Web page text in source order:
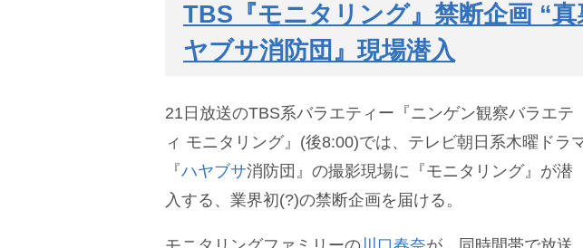
TBS『モニタリング』禁断企画 “
ヤブサ消防団』現場潜入
21日放送のTBS系バラエティー『ニンゲン観察バラエテ
ィ モニタリング』(後8:00)では、テレビ朝日系木曜ドラ
『ハヤブサ消防団』の撮影現場に『モニタリング』が潜
入する、業界初(?)の禁断企画を届ける。